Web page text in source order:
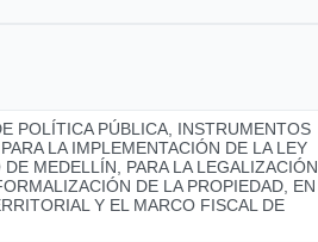
POLÍTICA PÚBLICA, INSTRUMENTOS
LA IMPLEMENTACIÓN DE LA LEY
MEDELLÍN, PARA LA LEGALIZACIÓN
DE LA PROPIEDAD, EN
Y EL MARCO FISCAL DE